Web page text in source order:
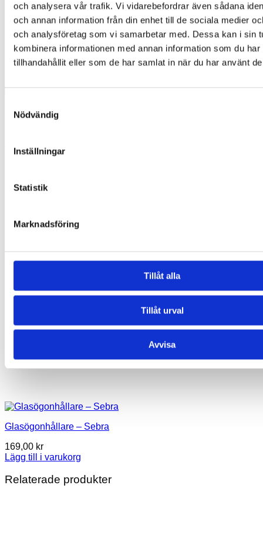
och analysera vår trafik. Vi vidarebefordrar även sådana
och annan information från din enhet till de sociala medier
och analysföretag som vi samarbetar med. Dessa kan i sin
kombinera informationen med annan information som du har
tillhandahållit eller som de har samlat in när du har använt
Nödvändig
Inställningar
Statistik
Marknadsföring
Tillåt alla
Tillåt urval
Avvisa
Hedgehog
Glasögonhållare – Sebra
169,00 kr
Lägg till i varukorg
Relaterade produkter